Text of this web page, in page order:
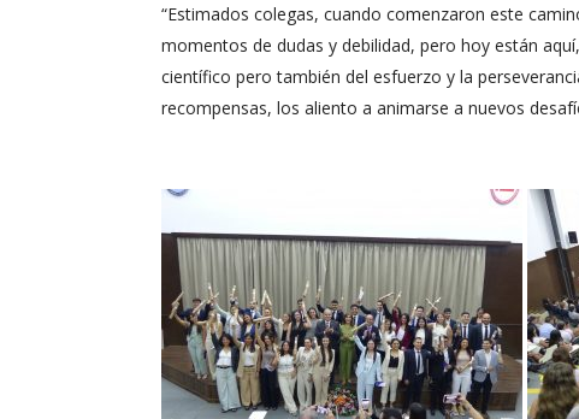
“Estimados colegas, cuando comenzaron este
momentos de dudas y debilidad, pero hoy están
científico pero también del esfuerzo y la
recompensas, los aliento a animarse a nuevos